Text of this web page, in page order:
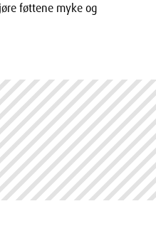
føttene myke og